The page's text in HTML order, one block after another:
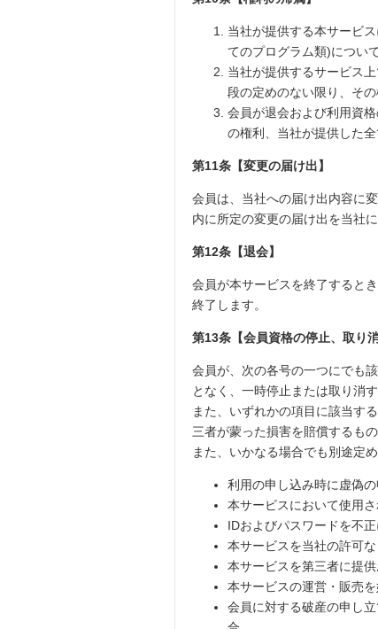
当社が提供する本サービ
てのプログラム類)につい
当社が提供するサービス
段の定めのない限り、そ
会員が退会および利用資
の権利、当社が提供した
第11条【変更の届け出】
会員は、当社への届け出内容に
内に所定の変更の届け出を当社
第12条【退会】
会員が本サービスを終了すると
終了します。
第13条【会員資格の停止、取り消
会員が、次の各号の一つにでも
となく、一時停止または取り消
また、いずれかの項目に該当す
三者が蒙った損害を賠償するも
また、いかなる場合でも別途定
利用の申し込み時に虚偽の
本サービスにおいて使用
IDおよびパスワードを不
本サービスを当社の許可
本サービスを第三者に提供
本サービスの運営・販売を
会員に対する破産の申し